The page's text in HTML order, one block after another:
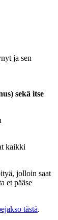
ja sen
sekä itse
kaikki
jolloin saat
et pääse
tästä.